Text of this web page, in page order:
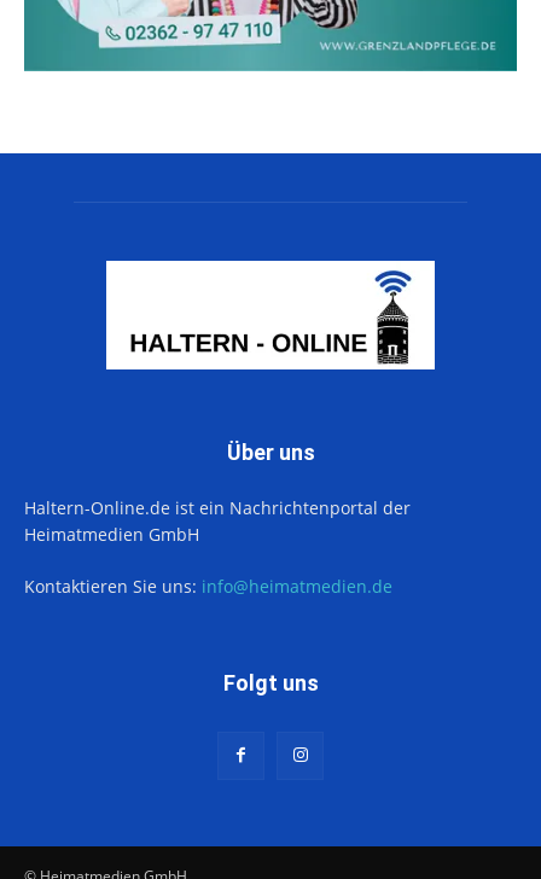
Über uns
Haltern-Online.de ist ein Nachrichtenportal der
Heimatmedien GmbH
Kontaktieren Sie uns: info@heimatmedien.de
Folgt uns